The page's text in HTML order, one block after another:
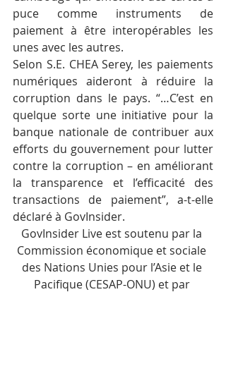
puce comme instruments de
paiement à être interopérables les
unes avec les autres.
Selon S.E. CHEA Serey, les paiements
numériques aideront à réduire la
corruption dans le pays. “…C’est en
quelque sorte une initiative pour la
banque nationale de contribuer aux
efforts du gouvernement pour lutter
contre la corruption – en améliorant
la transparence et l’efficacité des
transactions de paiement”, a-t-elle
déclaré à GovInsider.
GovInsider Live est soutenu par la
Commission économique et sociale
des Nations Unies pour l’Asie et le
Pacifique (CESAP-ONU) et par